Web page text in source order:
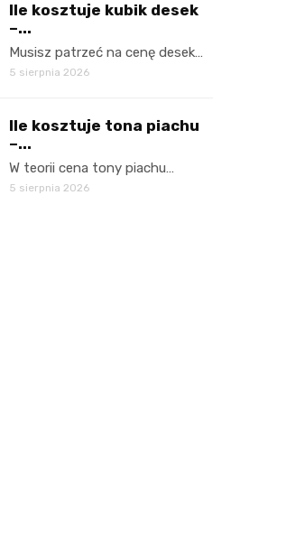
Ile kosztuje kubik desek
–...
Musisz patrzeć na cenę desek…
5 sierpnia 2026
Ile kosztuje tona piachu
–...
W teorii cena tony piachu…
5 sierpnia 2026